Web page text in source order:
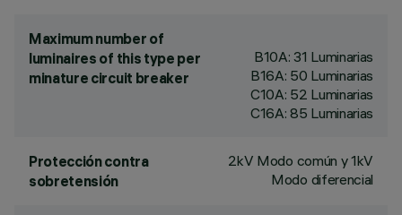
Maximum number of
luminaires of this type per
minature circuit breaker
B10A: 31 Luminarias
B16A: 50 Luminarias
C10A: 52 Luminarias
C16A: 85 Luminarias
Protección contra
sobretensión
2kV Modo común y 1kV
Modo diferencial